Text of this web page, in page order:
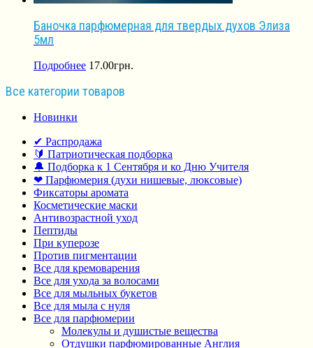
Баночка парфюмерная для твердых духов Элиза
5мл
Подробнее 17.00грн.
Все категории товаров
Новинки
✔ Распродажа
🔰 Патриотическая подборка
🔔 Подборка к 1 Сентября и ко Дню Учителя
❤ Парфюмерия (духи нишевые, люксовые)
Фиксаторы аромата
Косметические маски
Антивозрастной уход
Пептиды
При куперозе
Против пигментации
Все для кремоварения
Все для ухода за волосами
Все для мыльных букетов
Все для мыла с нуля
Все для парфюмерии
Молекулы и душистые вещества
Отдушки парфюмированные Англия